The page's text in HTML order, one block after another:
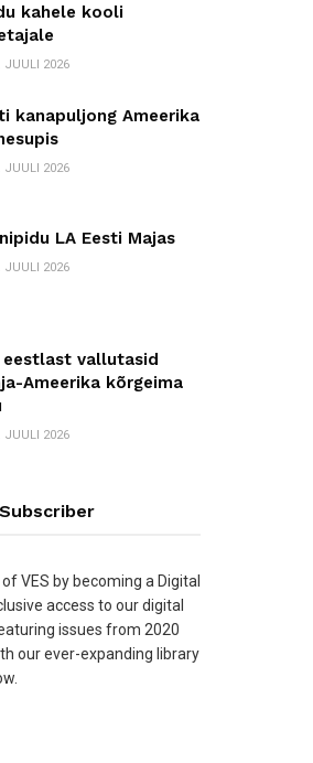
kahele kooli
JUULI 2026
kanapuljong Ameerika
JUULI 2026
LA Eesti Majas
JUULI 2026
eestlast vallutasid
Ameerika kõrgeima
JUULI 2026
VES by becoming a Digital
access to our digital
issues from 2020
our ever-expanding library